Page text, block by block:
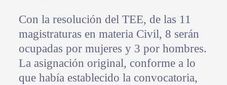
Con la resolución del TEE, de las 11
magistraturas en materia Civil, 8 serán
ocupadas por mujeres y 3 por hombres.
La asignación original, conforme a lo
que había establecido la convocatoria,